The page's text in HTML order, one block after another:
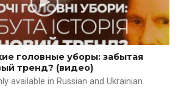
головные уборы: забытая
тренд? (видео)
available in Russian and Ukrainian.